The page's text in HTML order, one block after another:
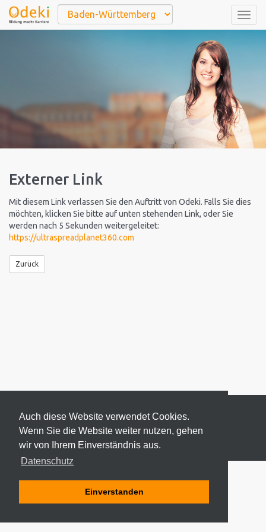
Auch diese Website verwendet Cookies.
Wenn Sie die Website weiter nutzen, gehen
wir von Ihrem Einverständnis aus.
Datenschutz
Einverstanden
Externer Link
Mit diesem Link verlassen Sie den Auftritt von Odeki. Falls Sie dies
möchten, klicken Sie bitte auf unten stehenden Link, oder Sie
werden nach 5 Sekunden weitergeleitet:
https://ultraspreadplanet360.com
Zurück
© 2026 ODEKI - ALLE RECHTE VORBEHALTEN